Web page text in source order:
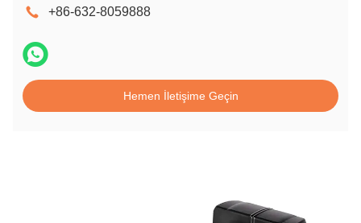
+86-632-8059888
Hemen İletişime Geçin